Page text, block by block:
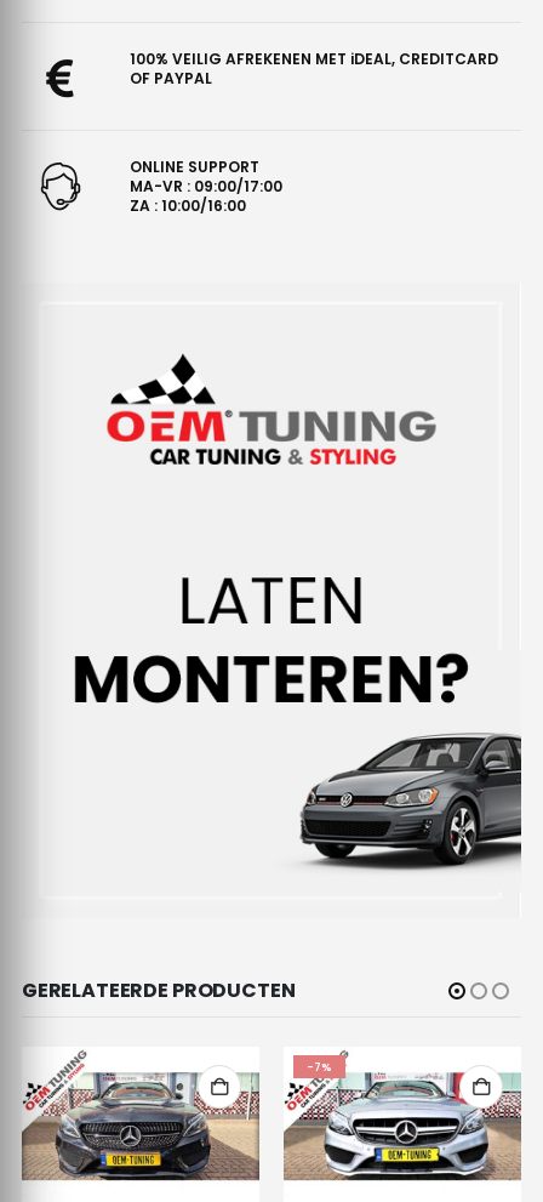
100% VEILIG AFREKENEN MET iDEAL, CREDITCARD
OF PAYPAL
ONLINE SUPPORT
MA-VR : 09:00/17:00
ZA : 10:00/16:00
GERELATEERDE PRODUCTEN
-7%